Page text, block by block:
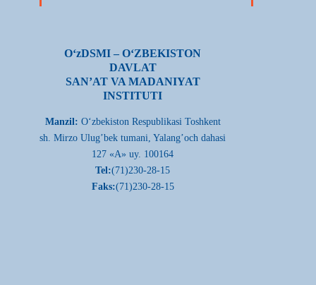
О‘zDSMI – О‘ZBEKISTON
DAVLAT
SAN’AT VA MADANIYAT
INSTITUTI
Manzil: О‘zbekiston Respublikasi Toshkent
sh. Mirzo Ulug’bek tumani, Yalang’och dahasi
127 «A» uy. 100164
Tel:(71)230-28-15
Faks:(71)230-28-15